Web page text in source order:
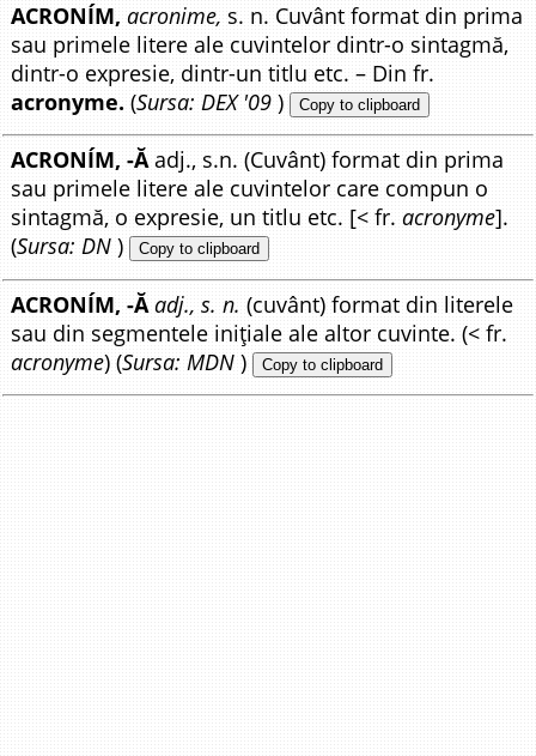
ACRONÍM, acronime, s. n. Cuvânt format din prima
sau primele litere ale cuvintelor dintr-o sintagmă,
dintr-o expresie, dintr-un titlu etc. – Din fr.
acronyme. (Sursa: DEX '09 ) Copy to clipboard
ACRONÍM, -Ăadj., s.n. (Cuvânt) format din prima
sau primele litere ale cuvintelor care compun o
sintagmă, o expresie, un titlu etc. [< fr.acronyme].
(Sursa: DN ) Copy to clipboard
ACRONÍM, -Ă adj., s. n. (cuvânt) format din literele
sau din segmentele inițiale ale altor cuvinte. (< fr.
acronyme) (Sursa: MDN ) Copy to clipboard